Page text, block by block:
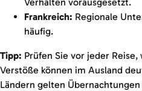
Frankreich: Regionale
häufig.
Tipp: Prüfen Sie vor jeder
Verstöße können im Ausland
Ländern gelten